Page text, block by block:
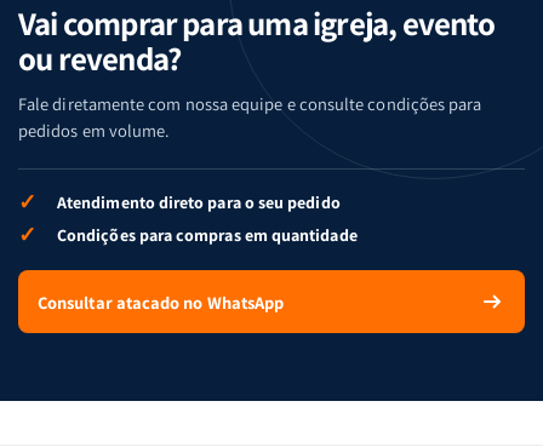
Vai comprar para uma igreja, evento
ou revenda?
Fale diretamente com nossa equipe e consulte condições para
pedidos em volume.
✓ Atendimento direto para o seu pedido
✓ Condições para compras em quantidade
Consultar atacado no WhatsApp